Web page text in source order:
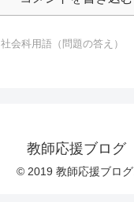
社会科用語（問題の答え）
教師応援ブログ
© 2019 教師応援ブログ.